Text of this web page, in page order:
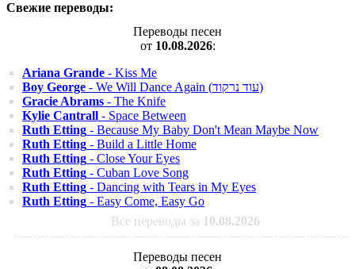
Свежие переводы:
Переводы песен
от 10.08.2026:
Ariana Grande - Kiss Me
Boy George
- We Will Dance Again (עוד נרקוד)
Gracie Abrams - The Knife
Kylie Cantrall - Space Between
Ruth Etting - Because My Baby Don't Mean Maybe Now
Ruth Etting - Build a Little Home
Ruth Etting - Close Your Eyes
Ruth Etting - Cuban Love Song
Ruth Etting - Dancing with Tears in My Eyes
Ruth Etting - Easy Come, Easy Go
Все переводы за 10.08.2026
Переводы песен